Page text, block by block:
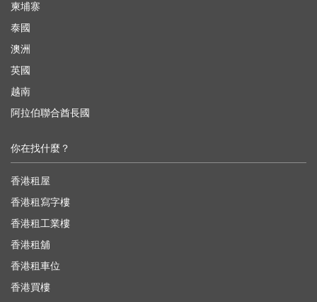
柬埔寨
泰國
澳洲
英國
越南
阿拉伯聯合酋長國
你在找什麼？
香港租屋
香港租寫字樓
香港租工業樓
香港租舖
香港租車位
香港買樓